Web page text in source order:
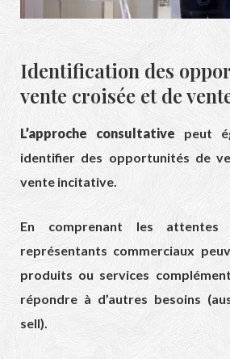
Identification des
vente croisée et de
L’approche consultative peut
identifier des opportunités de
vente incitative.
En comprenant les
représentants commerciaux
produits ou services
répondre à d’autres besoins
sell).